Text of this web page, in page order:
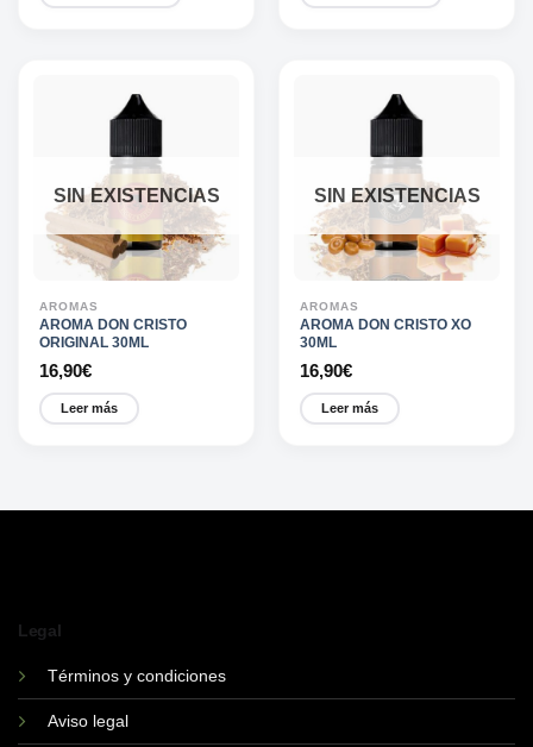
SIN EXISTENCIAS
AROMAS
AROMA DON CRISTO
ORIGINAL 30ML
16,90€
Leer más
SIN EXISTENCIAS
AROMAS
AROMA DON CRISTO XO
30ML
16,90€
Leer más
Legal
Términos y condiciones
Aviso legal